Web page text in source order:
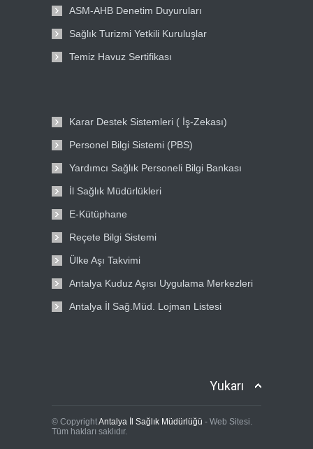
ASM-AHB Denetim Duyuruları
Sağlık Turizmi Yetkili Kuruluşlar
Temiz Havuz Sertifikası
Karar Destek Sistemleri ( İş-Zekası)
Personel Bilgi Sistemi (PBS)
Yardımcı Sağlık Personeli Bilgi Bankası
İl Sağlık Müdürlükleri
E-Kütüphane
Reçete Bilgi Sistemi
Ülke Aşı Takvimi
Antalya Kuduz Aşısı Uygulama Merkezleri
Antalya İl Sağ.Müd. Lojman Listesi
Yukarı
© CopyrightAntalya İl Sağlık Müdürlüğü - Web Sitesi.
Tüm hakları saklıdır.